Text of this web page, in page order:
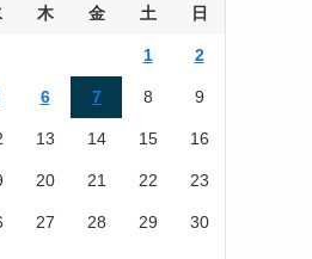
木 金 土 日
1 2
6 7 8 9
13 14 15 16
20 21 22 23
27 28 29 30